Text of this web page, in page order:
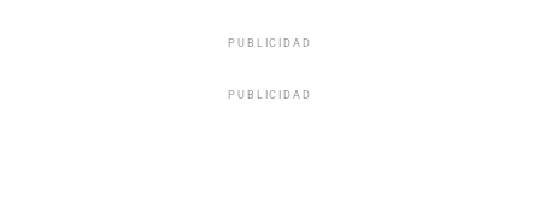
PUBLICIDAD
PUBLICIDAD